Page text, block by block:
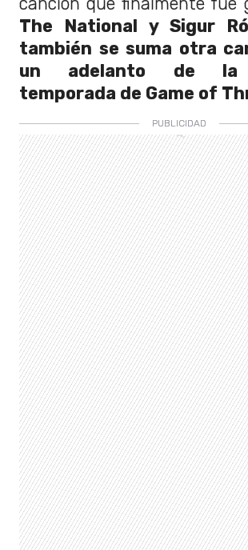
The National y Sigur
también se suma otra
un adelanto de la
temporada de Game of